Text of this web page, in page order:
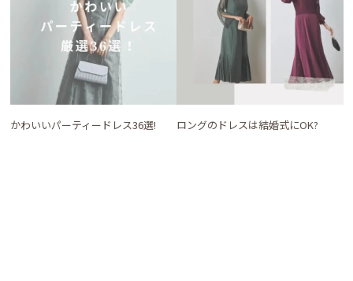
かわいいパーティードレス36選! ロングのドレスは結婚式にOK?